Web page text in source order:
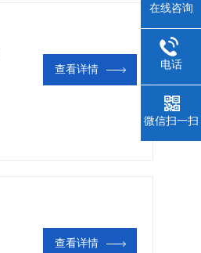
查看详情
查看详情
在线咨询
电话
微信扫一扫